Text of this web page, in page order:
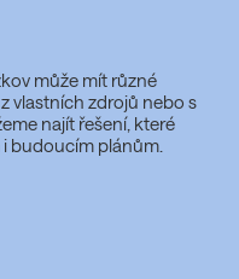
může mít různé
vlastních zdrojů nebo s
najít řešení, které
budoucím plánům.